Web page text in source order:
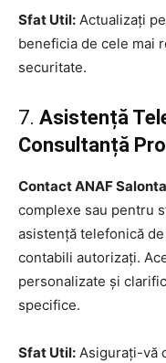
Sfat Util: Actualizați
beneficia de cele mai
securitate.
7. Asistență
Consultanță
Contact ANAF
complexe sau pentru
asistență telefonică
contabili autorizați.
personalizate și
specifice.
Sfat Util: Asigurați-vă